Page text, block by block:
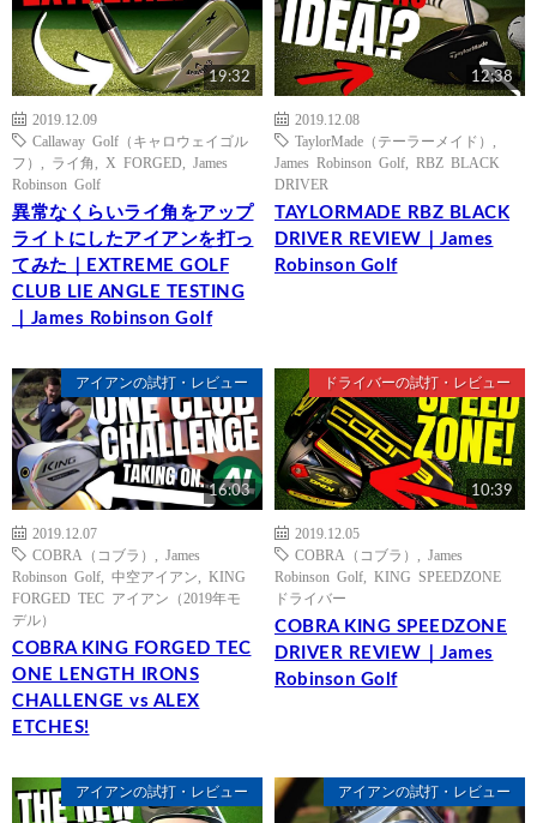
19:32
2019.12.09
Callaway Golf（キャロウェイゴル
フ）
ライ角 X FORGED
James
Robinson Golf
異常なくらいライ角をアップ
ライトにしたアイアンを打っ
てみた｜EXTREME GOLF
CLUB LIE ANGLE TESTING
｜James Robinson Golf
12:38
2019.12.08
TaylorMade（テーラーメイド）
James Robinson Golf
RBZ BLACK
DRIVER
TAYLORMADE RBZ BLACK
DRIVER REVIEW｜James
Robinson Golf
アイアンの試打・レビュー
16:03
2019.12.07
COBRA（コブラ）
James
Robinson Golf
中空アイアン
KING
FORGED TEC アイアン（2019年モ
デル）
COBRA KING FORGED TEC
ONE LENGTH IRONS
CHALLENGE vs ALEX
ETCHES!
ドライバーの試打・レビュー
10:39
2019.12.05
COBRA（コブラ）
James
Robinson Golf
KING SPEEDZONE
ドライバー
COBRA KING SPEEDZONE
DRIVER REVIEW｜James
Robinson Golf
アイアンの試打・レビュー アイアンの試打・レビュー